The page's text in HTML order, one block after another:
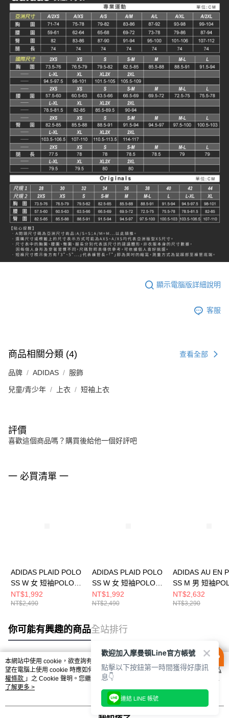
顯示電腦版詳細說明
客服
商品相關分類 (4) 查看全部
品牌 ADIDAS 服飾
兒童/青少年 上衣 短袖上衣
評價
喜歡這個商品嗎？購買後給他一個好評吧
一 必買清單 一
ADIDAS PLAID POLO
SS W 女 短袖POLO
KU9397
NT$1,992
NT$2,490
ADIDAS PLAID POLO
SS W 女 短袖POLO
KU9396
NT$1,992
NT$2,490
ADIDAS AU EN
SS M 男 短袖
KE7324
NT$2,632
NT$3,290
你可能有興趣的商品全站排行
熱門標籤
本網站中使用 cookie，欲查詢有關本網站使用 cookie 方式之詳情，及若您不希
望在電腦上使用 cookie 時應如何變更電腦的 cookie 設定，請參閱本網站「
隱私
權條款 」之 Cookie 聲明。您繼續使用本網站即表示您同意本公司得按本網站使
用條款之 Cookie 聲明使用 cookie。
了解更多 >
歡迎加入摩曼頓Line官方帳號
點擊以下按鈕第一時間獲得好康訊
息👇
連結 LINE 帳號